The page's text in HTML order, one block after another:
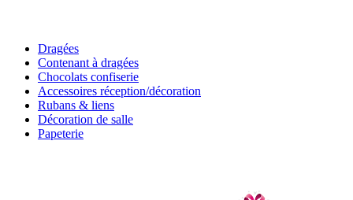
Dragées
Contenant à dragées
Chocolats confiserie
Accessoires réception/décoration
Rubans & liens
Décoration de salle
Papeterie